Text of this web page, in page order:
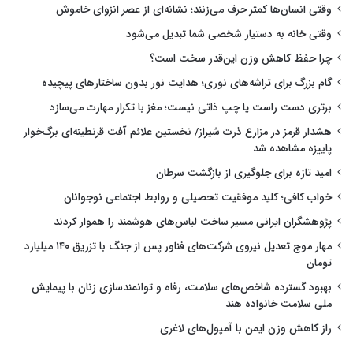
وقتی انسان‌ها کمتر حرف می‌زنند؛ نشانه‌ای از عصر انزوای خاموش
وقتی خانه به دستیار شخصی شما تبدیل می‌شود
چرا حفظ کاهش وزن این‌قدر سخت است؟
گام بزرگ برای تراشه‌های نوری؛ هدایت نور بدون ساختارهای پیچیده
برتری دست راست یا چپ ذاتی نیست؛ مغز با تکرار مهارت می‌سازد
هشدار قرمز در مزارع ذرت شیراز/ نخستین علائم آفت قرنطینه‌ای برگ‌خوار
پاییزه مشاهده شد
امید تازه برای جلوگیری از بازگشت سرطان
خواب کافی؛ کلید موفقیت تحصیلی و روابط اجتماعی نوجوانان
پژوهشگران ایرانی مسیر ساخت لباس‌های هوشمند را هموار کردند
مهار موج تعدیل نیروی شرکت‌های فناور پس از جنگ با تزریق ۱۴۰ میلیارد
تومان
بهبود گسترده شاخص‌های سلامت، رفاه و توانمندسازی زنان با پیمایش
ملی سلامت خانواده هند
راز کاهش وزن ایمن با آمپول‌های لاغری